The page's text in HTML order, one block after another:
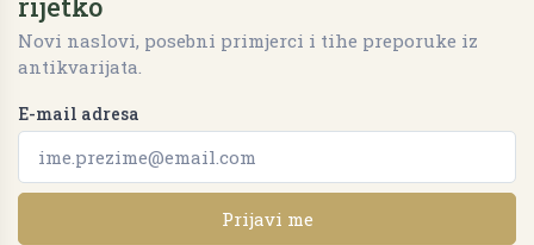
rijetko
Novi naslovi, posebni primjerci i tihe preporuke iz
antikvarijata.
E-mail adresa
Prijavi me